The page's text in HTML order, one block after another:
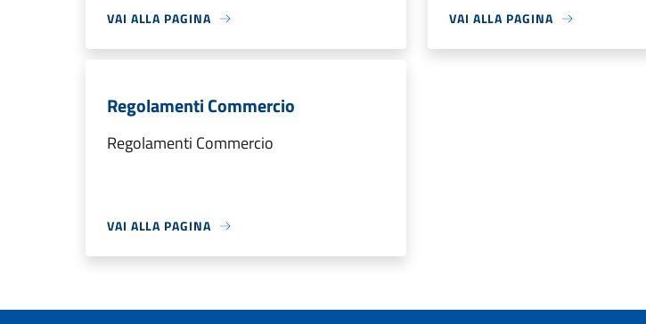
VAI ALLA PAGINA VAI ALLA PAGINA
Regolamenti Commercio
Regolamenti Commercio
VAI ALLA PAGINA